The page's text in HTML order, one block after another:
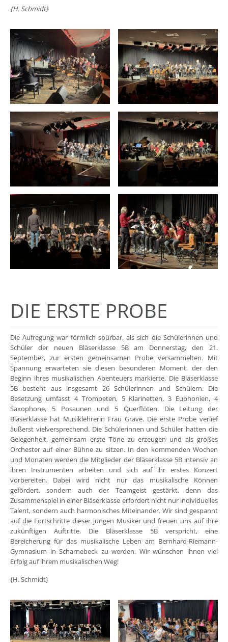
{H. Schmidt}
DIE ERSTE PROBE
Die Aufregung war förmlich spürbar, als sich die Schülerinnen und
Schüler der neuen Bläserklasse 5B am Donnerstag, den 21.
September, zur ersten gemeinsamen Probe versammelten. Mit
Spannung erwarteten sie diesen besonderen Moment, der den
Beginn ihres musikalischen Abenteuers markierte. Die Bläserklasse
5B besteht aus insgesamt 26 Schülerinnen und Schülern. Die
Besetzung umfasst 4 Trompeten, 5 Klarinetten, 3 Euphonien, 4
Saxophone, 5 Posaunen und 5 Querflöten. Die Leitung der
Bläserklasse hat Musiklehrerin Frau Grave. Die erste Probe verlief
äußerst vielversprechend. Die Schülerinnen und Schüler hatten die
Gelegenheit, gemeinsam erste Töne zu erzeugen und als großes
Orchester auf einer Bühne zu sitzen. In den kommenden Wochen
und Monaten werden die Mitglieder der Bläserklasse 5B intensiv an
ihren Instrumenten arbeiten und sich auf ihr erstes Konzert
vorbereiten. Dabei wird nicht nur das musikalische Können
gefördert, sondern auch der Teamgeist gestärkt, denn das
Zusammenspiel in einer Bläserklasse erfordert nicht nur individuelles
Talent, sondern auch harmonisches Miteinander. Wir sind gespannt
auf die Fortschritte dieser jungen Musiker und freuen uns auf ihre
zukünftigen Auftritte. Die Bläserklasse 5B verspricht, eine
Bereicherung für das musikalische Leben am Bernhard-Riemann-
Gymnasium in Scharnebeck zu werden. Wir wünschen ihnen viel
Erfolg auf ihrem musikalischen Weg!
{H. Schmidt}